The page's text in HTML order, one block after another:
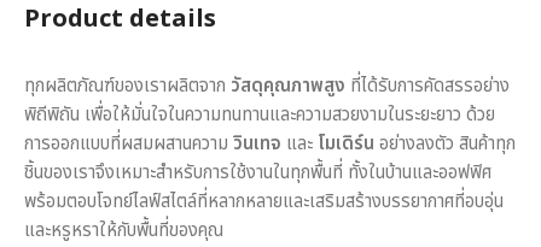
Product details
ทุกผลิตภัณฑ์ของเราผลิตจาก วัสดุคุณภาพสูง ที่ได้รับการคัดสรรอย่าง
พิถีพิถัน เพื่อให้มั่นใจในความทนทานและความสวยงามในระยะยาว ด้วย
การออกแบบที่ผสมผสานความ วินเทจ และ โมเดิร์น อย่างลงตัว สินค้าทุก
ชิ้นของเราจึงเหมาะสำหรับการใช้งานในทุกพื้นที่ ทั้งในบ้านและออฟฟิศ
พร้อมตอบโจทย์ไลฟ์สไตล์ที่หลากหลายและเสริมสร้างบรรยากาศที่อบอุ่น
และหรูหราให้กับพื้นที่ของคุณ